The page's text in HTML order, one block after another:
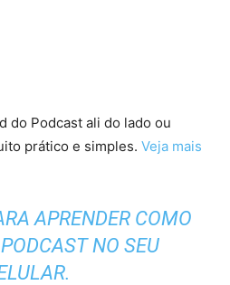
do Podcast ali do lado ou
prático e simples. Veja mais
APRENDER COMO
NO SEU